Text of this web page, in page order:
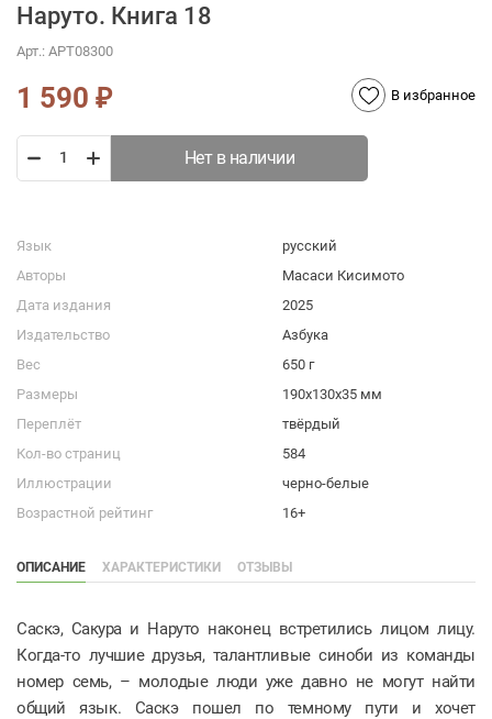
Наруто. Книга 18
Арт.: АРТ08300
1 590 ₽ В избранное
Нет в наличии
Язык
русский
Авторы
Масаси Кисимото
Дата издания
2025
Издательство
Азбука
Вес
650 г
Размеры
190x130x35 мм
Переплёт
твёрдый
Кол-во страниц
584
Иллюстрации
черно-белые
Возрастной рейтинг
16+
ОПИСАНИЕ ХАРАКТЕРИСТИКИ ОТЗЫВЫ
Саскэ, Сакура и Наруто наконец встретились лицом лицу.
Когда-то лучшие друзья, талантливые синоби из команды
номер семь, – молодые люди уже давно не могут найти
общий язык. Саскэ пошел по темному пути и хочет